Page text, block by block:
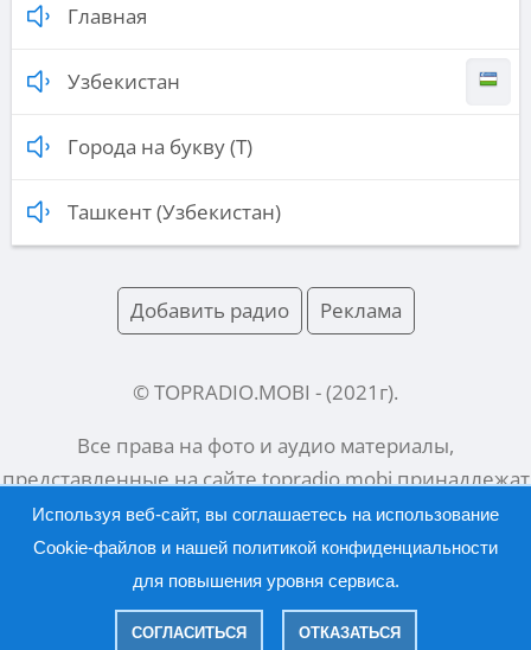
Главная
Узбекистан
Города на букву (Т)
Ташкент (Узбекистан)
Добавить радио Реклама
© TOPRADIO.MOBI - (2021 г).
Все права на фото и аудио материалы,
представленные на сайтеtopradio.mobiпринадлежат
их законным владельцам.
Русский | English
Используя веб-сайт, вы соглашаетесь на использование
Cookie-файлов и нашей политикой конфиденциальности
для повышения уровня сервиса.
СОГЛАСИТЬСЯ ОТКАЗАТЬСЯ